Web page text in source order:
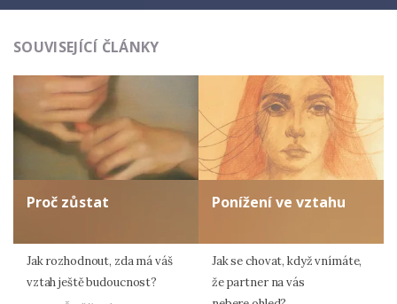
SOUVISEJÍCÍ ČLÁNKY
Proč zůstat
Jak rozhodnout, zda má váš
vztah ještě budoucnost?
Ponížení ve vztahu
Jak se chovat, když vnímáte,
že partner na vás